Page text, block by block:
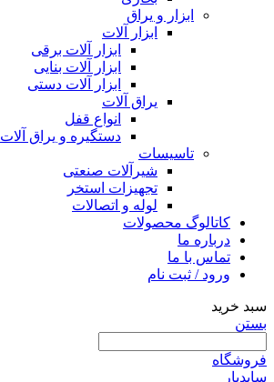
ابزار و یراق
ابزار آلات
ابزار آلات برقی
ابزار آلات بنایی
ابزار آلات دستی
یراق آلات
انواع قفل
دستگیره و یراق آلات
تاسیسات
شیرآلات صنعتی
تجهیزات استخر
لوله و اتصالات
کاتالوگ محصولات
درباره ما
تماس با ما
ورود / ثبت نام
سبد خرید
بستن
فروشگاه
سایدبار